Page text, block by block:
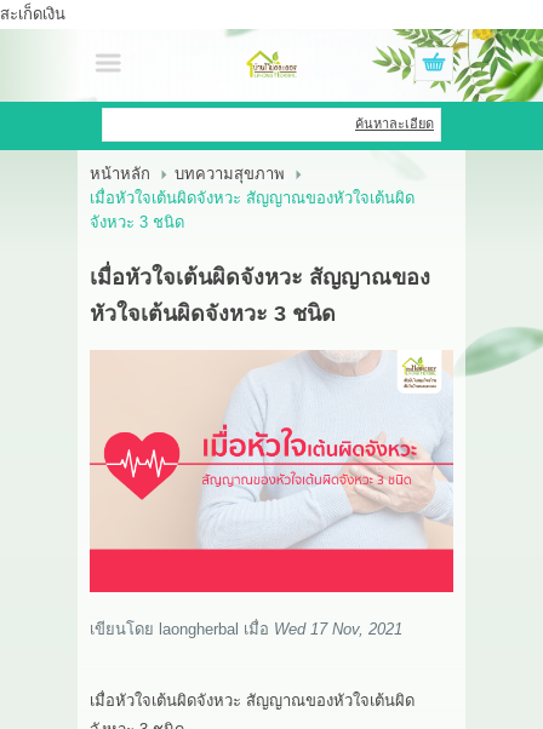
สะเก็ดเงิน
เข้าสู่ระบบ สมัครสมาชิก
สินค้าที่สนใจ( 0 )
OEM HUB
HERBBRIGHT WELLNESS
GREEN HOUSE
ติดต่อเรา
ค้นหาละเอียด
หน้าหลัก
บทความสุขภาพ
เมื่อหัวใจเต้นผิดจังหวะ สัญญาณของหัวใจเต้นผิด
จังหวะ 3 ชนิด
เมื่อหัวใจเต้นผิดจังหวะ สัญญาณของ
หัวใจเต้นผิดจังหวะ 3 ชนิด
เขียนโดย laongherbal เมื่อ Wed 17 Nov, 2021
เมื่อหัวใจเต้นผิดจังหวะ สัญญาณของหัวใจเต้นผิด